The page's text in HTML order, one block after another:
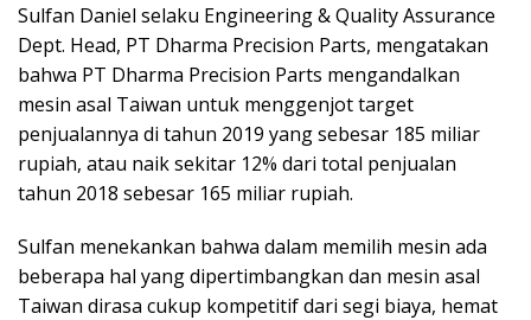
Sulfan Daniel selaku Engineering & Quality Assurance
Dept. Head, PT Dharma Precision Parts, mengatakan
bahwa PT Dharma Precision Parts mengandalkan
mesin asal Taiwan untuk menggenjot target
penjualannya di tahun 2019 yang sebesar 185 miliar
rupiah, atau naik sekitar 12% dari total penjualan
tahun 2018 sebesar 165 miliar rupiah.
Sulfan menekankan bahwa dalam memilih mesin ada
beberapa hal yang dipertimbangkan dan mesin asal
Taiwan dirasa cukup kompetitif dari segi biaya, hemat